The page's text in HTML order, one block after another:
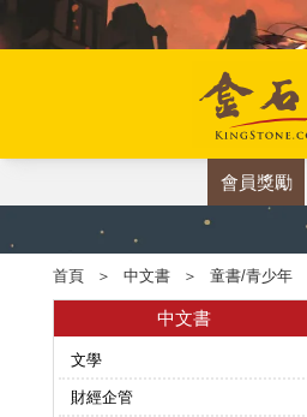
會員獎勵
首頁 ＞ 中文書 ＞ 童書/青少年
中文書
文學
財經企管